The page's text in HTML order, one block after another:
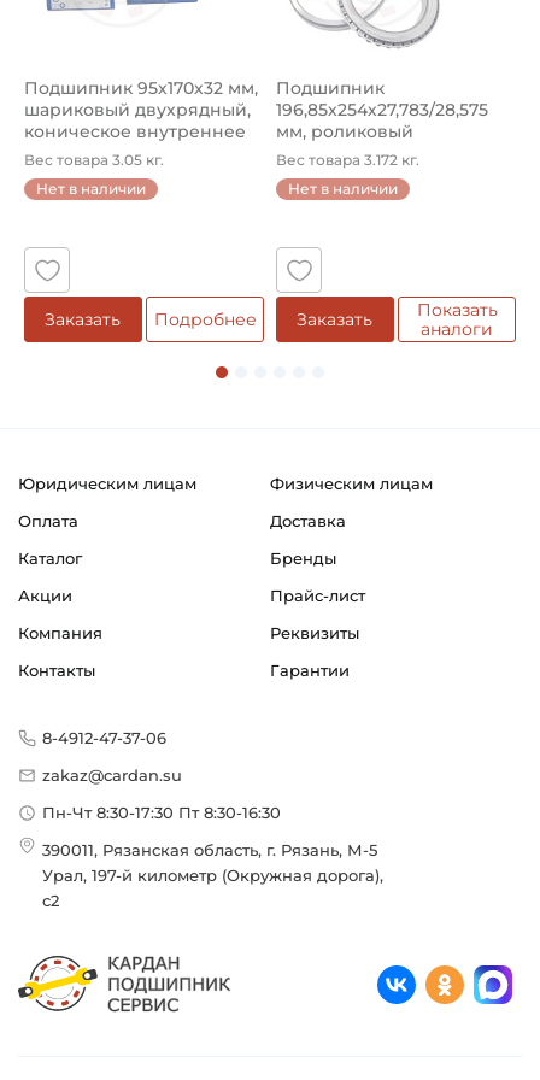
Bearings Type LE
Классификация завода - производителя:
Корпусные шариковые подшипники типа Y
Подшипник 95х170х32 мм,
шариковый двухрядный,
коническое внутреннее
кол...
Вес товара 3.05 кг.
Нет в наличии
Заказать Подробнее
Подшипник
196,85х254х27,783/28,575
мм, роликовый
однорядный конический
...
Вес товара 3.172 кг.
Нет в наличии
Заказать
Показать
аналоги
Юридическим лицам
Физическим лицам
Оплата
Доставка
Каталог
Бренды
Акции
Прайс-лист
Компания
Реквизиты
Контакты
Гарантии
8-4912-47-37-06
zakaz@cardan.su
Пн-Чт 8:30-17:30 Пт 8:30-16:30
390011, Рязанская область, г. Рязань, М-5
Урал, 197-й километр (Окружная дорога),
с2